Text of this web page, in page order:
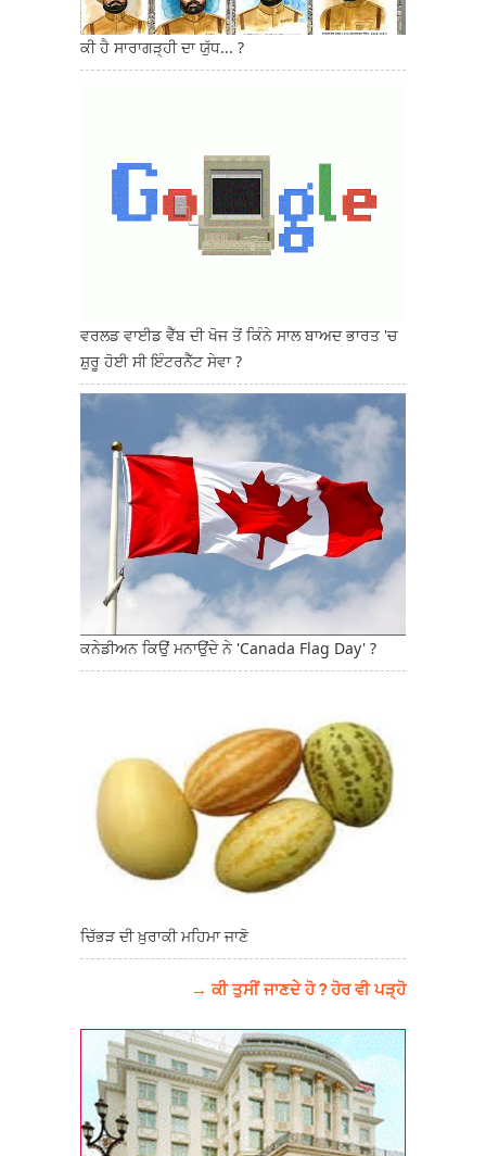
ਕੀ ਹੈ ਸਾਰਾਗੜ੍ਹੀ ਦਾ ਯੁੱਧ... ?
ਵਰਲਡ ਵਾਈਡ ਵੈੱਬ ਦੀ ਖੋਜ ਤੋਂ ਕਿੰਨੇ ਸਾਲ ਬਾਅਦ ਭਾਰਤ 'ਚ
ਸ਼ੁਰੂ ਹੋਈ ਸੀ ਇੰਟਰਨੈੱਟ ਸੇਵਾ ?
ਕਨੇਡੀਅਨ ਕਿਉਂ ਮਨਾਉਂਦੇ ਨੇ 'Canada Flag Day' ?
ਚਿੱਭੜ ਦੀ ਖ਼ੁਰਾਕੀ ਮਹਿਮਾ ਜਾਣੋ
→ ਕੀ ਤੁਸੀਂ ਜਾਣਦੇ ਹੋ ? ਹੋਰ ਵੀ ਪੜ੍ਹੋ